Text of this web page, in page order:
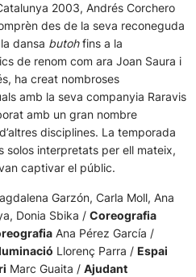
2003, Andrés Corchero
des de la seva reconeguda
dansa butohfins a la
de renom com ara Joan Saura i
ha creat nombroses
amb la seva companyia Raravis
amb un gran nombre
disciplines. La temporada
solos interpretats per ell mateix,
captivar el públic.
Garzón, Carla Moll, Ana
Donia Sbika / Coreografia
Ana Pérez García /
Llorenç Parra / Espai
Marc Guaita / Ajudant